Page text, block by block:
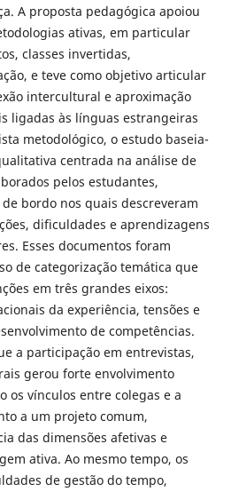
A proposta pedagógica apoiou
ativas, em particular
classes invertidas,
e teve como objetivo articular
intercultural e aproximação
ligadas às línguas estrangeiras
metodológico, o estudo baseia-
centrada na análise de
pelos estudantes,
bordo nos quais descreveram
dificuldades e aprendizagens
Esses documentos foram
de categorização temática que
em três grandes eixos:
da experiência, tensões e
de competências.
a participação em entrevistas,
gerou forte envolvimento
os vínculos entre colegas e a
a um projeto comum,
das dimensões afetivas e
ativa. Ao mesmo tempo, os
de gestão do tempo,